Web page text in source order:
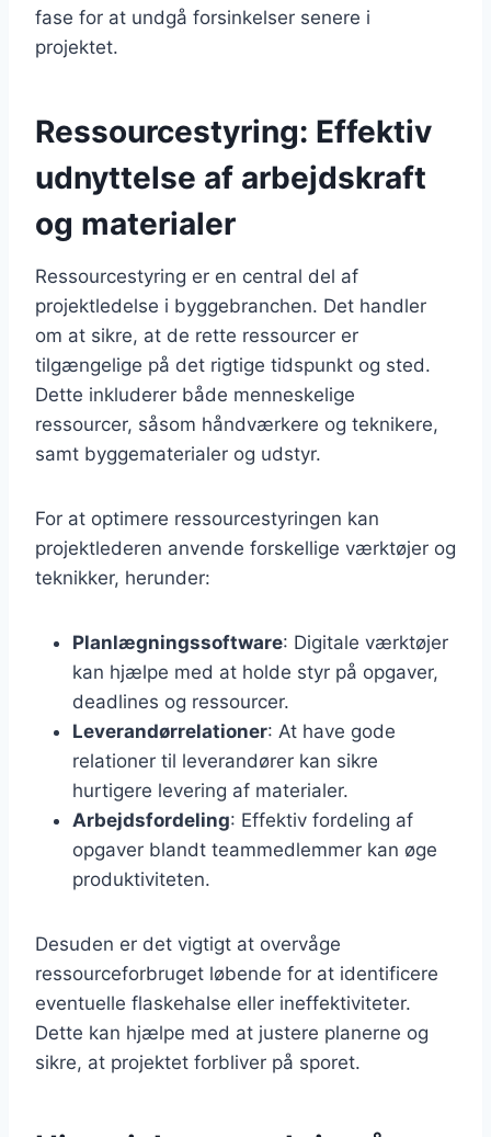
fase for at undgå forsinkelser senere i
projektet.
Ressourcestyring: Effektiv
udnyttelse af arbejdskraft
og materialer
Ressourcestyring er en central del af
projektledelse i byggebranchen. Det handler
om at sikre, at de rette ressourcer er
tilgængelige på det rigtige tidspunkt og sted.
Dette inkluderer både menneskelige
ressourcer, såsom håndværkere og teknikere,
samt byggematerialer og udstyr.
For at optimere ressourcestyringen kan
projektlederen anvende forskellige værktøjer og
teknikker, herunder:
Planlægningssoftware: Digitale værktøjer
kan hjælpe med at holde styr på opgaver,
deadlines og ressourcer.
Leverandørrelationer: At have gode
relationer til leverandører kan sikre
hurtigere levering af materialer.
Arbejdsfordeling: Effektiv fordeling af
opgaver blandt teammedlemmer kan øge
produktiviteten.
Desuden er det vigtigt at overvåge
ressourceforbruget løbende for at identificere
eventuelle flaskehalse eller ineffektiviteter.
Dette kan hjælpe med at justere planerne og
sikre, at projektet forbliver på sporet.